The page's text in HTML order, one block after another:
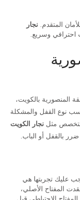
المتقدم.نجار
احترافي وسريع.
المنصورية بالكويت،
نوع القفل والمشكلة
متخصص مثل نجار الكويت
بالقفل أو الباب.
عليك تجربتها هي
المفتاح الأصلي،
الاحتياطي قبل